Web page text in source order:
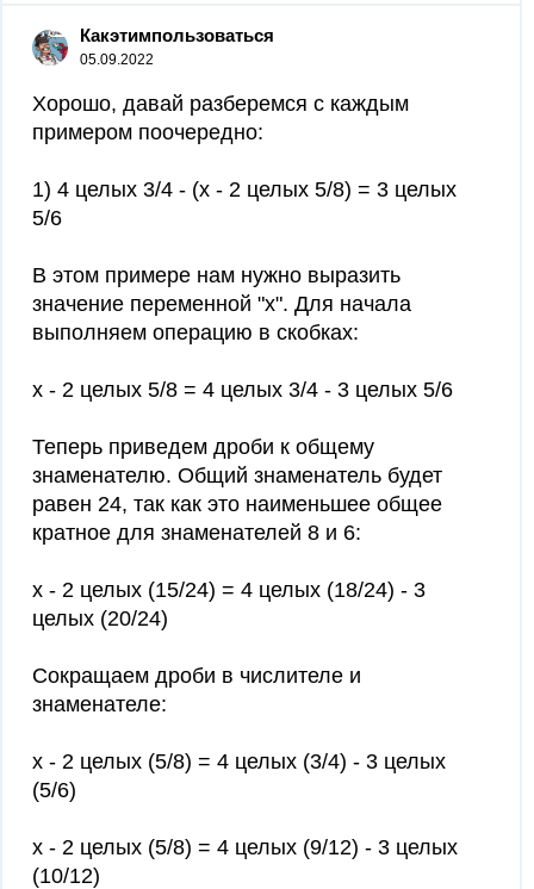
Какэтимпользоваться
05.09.2022
Хорошо, давай разберемся с каждым
примером поочередно:
1) 4 целых 3/4 - (x - 2 целых 5/8) = 3 целых
5/6
В этом примере нам нужно выразить
значение переменной "x". Для начала
выполняем операцию в скобках:
x - 2 целых 5/8 = 4 целых 3/4 - 3 целых 5/6
Теперь приведем дроби к общему
знаменателю. Общий знаменатель будет
равен 24, так как это наименьшее общее
кратное для знаменателей 8 и 6:
x - 2 целых (15/24) = 4 целых (18/24) - 3
целых (20/24)
Сокращаем дроби в числителе и
знаменателе:
x - 2 целых (5/8) = 4 целых (3/4) - 3 целых
(5/6)
x - 2 целых (5/8) = 4 целых (9/12) - 3 целых
(10/12)